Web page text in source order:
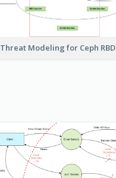
Threat Modeling for Ceph RBD